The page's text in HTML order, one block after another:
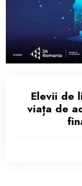
Elevii de
viața de